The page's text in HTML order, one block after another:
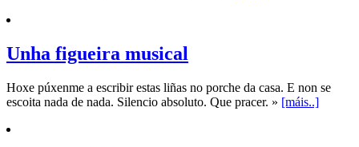
Unha figueira musical
Hoxe púxenme a escribir estas liñas no porche da casa. E non se
escoita nada de nada. Silencio absoluto. Que pracer. » [máis..]